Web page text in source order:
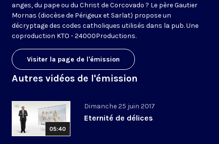
anges, du pape ou du Christ de Corcovado ? Le père Gautier
Mornas (diocèse de Périgeux et Sarlat) propose un
décryptage des codes catholiques utilisés dans la pub. Une
coproduction KTO - 24000Productions.
Visiter la page de l'émission
Autres vidéos de l'émission
05:40
Dimanche 25 juin 2017
Eternité de délices